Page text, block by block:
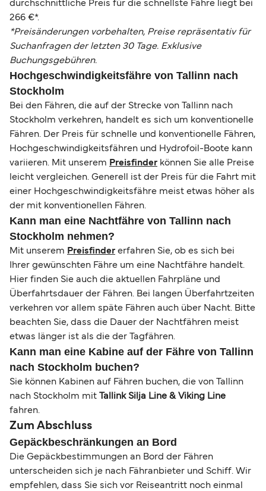
durchschnittliche Preis für die schnellste Fähre liegt bei
266 €*.
*Preisänderungen vorbehalten, Preise repräsentativ für
Suchanfragen der letzten 30 Tage. Exklusive
Buchungsgebühren.
Hochgeschwindigkeitsfähre von Tallinn nach
Stockholm
Bei den Fähren, die auf der Strecke von Tallinn nach
Stockholm verkehren, handelt es sich um konventionelle
Fähren. Der Preis für schnelle und konventionelle Fähren,
Hochgeschwindigkeitsfähren und Hydrofoil-Boote kann
variieren. Mit unserem Preisfinder können Sie alle Preise
leicht vergleichen. Generell ist der Preis für die Fahrt mit
einer Hochgeschwindigkeitsfähre meist etwas höher als
der mit konventionellen Fähren.
Kann man eine Nachtfähre von Tallinn nach
Stockholm nehmen?
Mit unserem Preisfinder erfahren Sie, ob es sich bei
Ihrer gewünschten Fähre um eine Nachtfähre handelt.
Hier finden Sie auch die aktuellen Fahrpläne und
Überfahrtsdauer der Fähren. Bei langen Überfahrtzeiten
verkehren vor allem späte Fähren auch über Nacht. Bitte
beachten Sie, dass die Dauer der Nachtfähren meist
etwas länger ist als die der Tagfähren.
Kann man eine Kabine auf der Fähre von Tallinn
nach Stockholm buchen?
Sie können Kabinen auf Fähren buchen, die von Tallinn
nach Stockholm mit
Tallink Silja Line & Viking Line
fahren.
Zum Abschluss
Gepäckbeschränkungen an Bord
Die Gepäckbestimmungen an Bord der Fähren
unterscheiden sich je nach Fähranbieter und Schiff. Wir
empfehlen, dass Sie sich vor Reiseantritt noch einmal